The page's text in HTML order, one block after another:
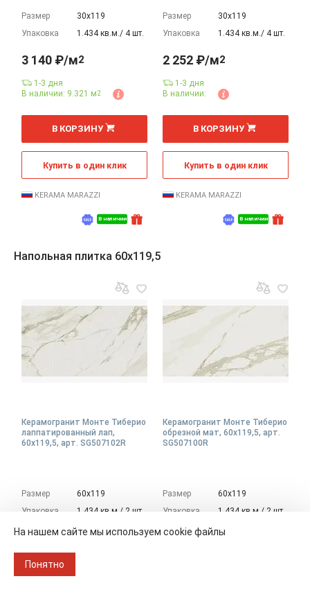
Размер
30х119
Упаковка
1.434 кв.м./ 4 шт.
В наличии
3 140 ₽/м2
1-3 дня
В наличии: 9.321 м2
м
В КОРЗИНУ
Купить в один клик
KERAMA MARAZZI
Размер
30х119
Упаковка
1.434 кв.м./ 4 шт.
В наличии
2 252 ₽/м2
1-3 дня
В наличии:
м
В КОРЗИНУ
Купить в один клик
KERAMA MARAZZI
Напольная плитка 60x119,5
Керамогранит Монте Тиберио
лаппатированный лап,
60x119,5, арт. SG507102R
Размер
60х119
Упаковка
1.434 кв.м./ 2 шт.
3 059 ₽/м 2
Под заказ
Керамогранит Монте Тиберио
обрезной мат, 60x119,5, арт.
SG507100R
Размер
60х119
Упаковка
1.434 кв.м./ 2 шт.
2 631 ₽/м2
На нашем сайте мы используем cookie файлы
Понятно